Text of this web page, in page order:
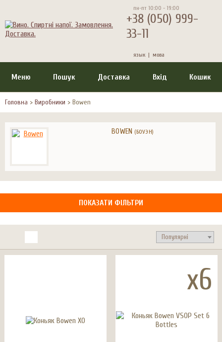
пн-пт 10:00 - 19:00
+38 (050) 999-
33-11
язык | мова
Меню Пошук Доставка Вхід Кошик
Головна > Виробники > Bowen
BOWEN (БОУЭН)
ПОКАЗАТИ ФІЛЬТРИ
x6